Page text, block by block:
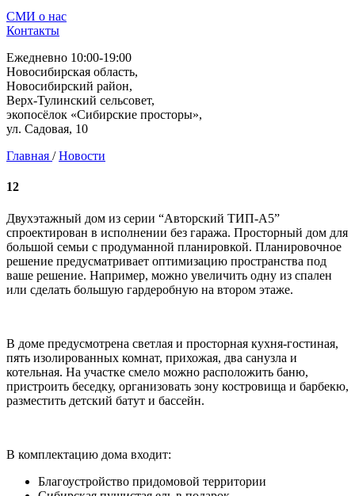
СМИ о нас
Контакты
Ежедневно 10:00-19:00
Новосибирская область,
Новосибирский район,
Верх-Тулинский сельсовет,
экопосёлок «Сибирские просторы»,
ул. Садовая, 10
Главная / Новости
12
Двухэтажный дом из серии “Авторский ТИП-А5”
спроектирован в исполнении без гаража. Просторный дом для
большой семьи с продуманной планировкой. Планировочное
решение предусматривает оптимизацию пространства под
ваше решение. Например, можно увеличить одну из спален
или сделать большую гардеробную на втором этаже.
В доме предусмотрена светлая и просторная кухня-гостиная,
пять изолированных комнат, прихожая, два санузла и
котельная. На участке смело можно расположить баню,
пристроить беседку, организовать зону костровища и барбекю,
разместить детский батут и бассейн.
В комплектацию дома входит:
Благоустройство придомовой территории